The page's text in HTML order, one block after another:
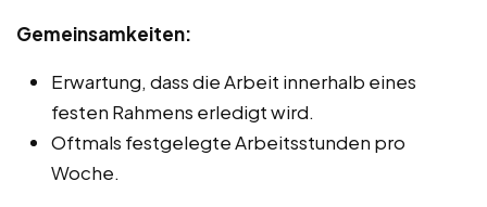
Gemeinsamkeiten:
Erwartung, dass die Arbeit innerhalb eines
festen Rahmens erledigt wird.
Oftmals festgelegte Arbeitsstunden pro
Woche.